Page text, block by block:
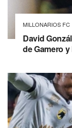
MILLONARIOS FC
David
de Gamero